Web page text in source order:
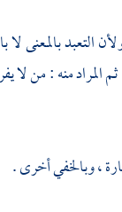
التعبد بالمعنى لا
المراد منه : من لا
، وبالخفي أخرى .